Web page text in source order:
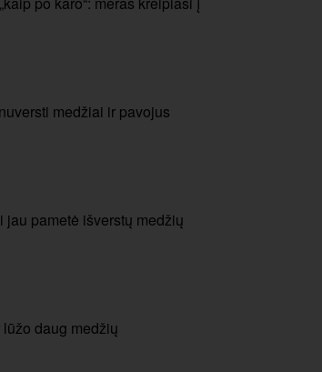
medžiai ir pavojus
pametė išverstų medžių
daug medžių